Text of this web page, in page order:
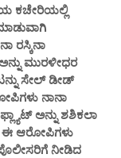
ಕಚೇರಿಯಲ್ಲಿ
ರಸ್ಕಿನಾ
ಮುರಳೀಧರ
ಸೇಲ್ ಡೀಡ್
ನಾನಾ
ಅನ್ನು ಶಶಿಕಲಾ
ಈ ಆರೋಪಿಗಳು
ನೀಡಿದ